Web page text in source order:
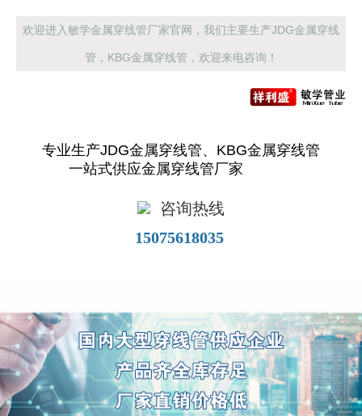
欢迎进入敏学金属穿线管厂家官网，我们主要生产JDG金属穿线
管，KBG金属穿线管，欢迎来电咨询！
专业生产JDG金属穿线管、KBG金属穿线管
一站式供应金属穿线管厂家
咨询热线
15075618035